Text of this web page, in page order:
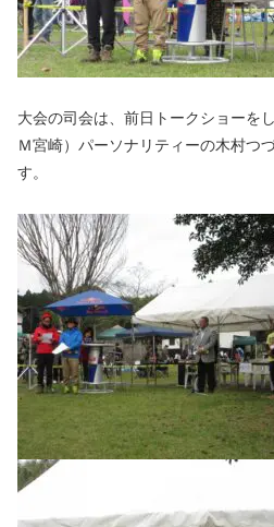
大会の司会は、前日トークショーを
Ｍ宮崎）パーソナリティーの木村つ
す。